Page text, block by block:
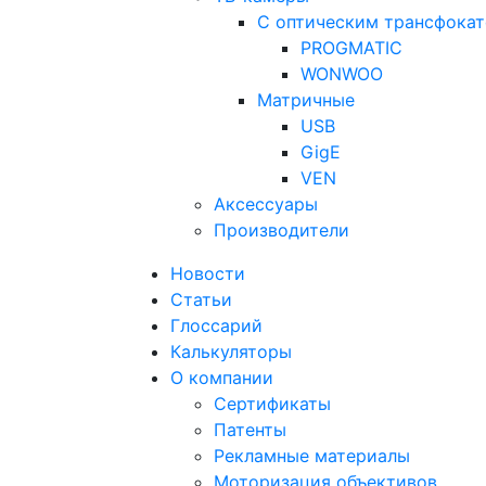
С оптическим
PROGMATIC
WONWOO
Матричные
USB
GigE
VEN
Аксессуары
Производители
Новости
Статьи
Глоссарий
Калькуляторы
О компании
Сертификаты
Патенты
Рекламные материалы
Моторизация объективов